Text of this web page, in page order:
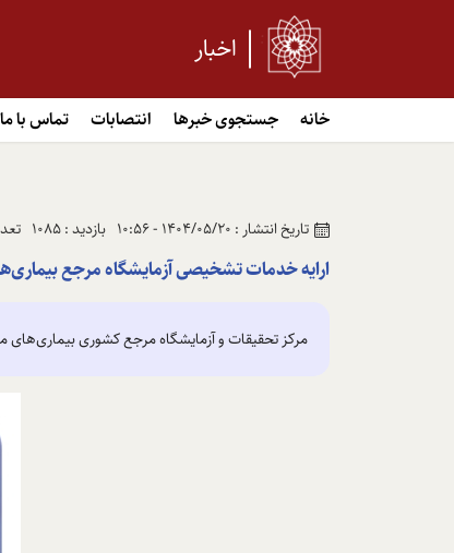
اخبار
خانه جستجوی خبرها انتصابات تماس با ما
تاریخ انتشار : 1404/05/20 - 10:56 بازدید : 1085
ارایه خدمات تشخیصی آزمایشگاه مرجع
مرکز تحقیقات و آزمایشگاه مرجع کشوری بیماری‌های